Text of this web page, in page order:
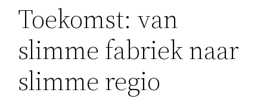
Toekomst: van
slimme fabriek naar
slimme regio